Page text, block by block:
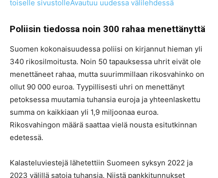
toiselle sivustolleAvautuu uudessa välilehdessä
Poliisin tiedossa noin 300 rahaa menettänyttä
Suomen kokonaisuudessa poliisi on kirjannut hieman yli
340 rikosilmoitusta. Noin 50 tapauksessa uhrit eivät ole
menettäneet rahaa, mutta suurimmillaan rikosvahinko on
ollut 90 000 euroa. Tyypillisesti uhri on menettänyt
petoksessa muutamia tuhansia euroja ja yhteenlaskettu
summa on kaikkiaan yli 1,9 miljoonaa euroa.
Rikosvahingon määrä saattaa vielä nousta esitutkinnan
edetessä.
Kalasteluviestejä lähetettiin Suomeen syksyn 2022 ja
2023 välillä satoja tuhansia. Niistä pankkitunnukset